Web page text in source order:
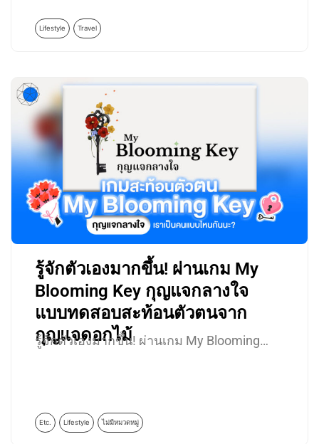
Lifestyle Travel
รู้จักตัวเองมากขึ้น! ผ่านเกม My
Blooming Key กุญแจกลางใจ
แบบทดสอบสะท้อนตัวตนจาก
กุญแจดอกไม้
รู้จักตัวเองมากขึ้น! ผ่านเกม My Blooming…
Etc. Lifestyle ไม่มีหมวดหมู่